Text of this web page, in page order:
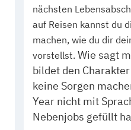
nächsten
auf Reisen kannst du
machen, wie du dir
vorstellst. Wie sagt
bildet den
keine Sorgen
Year nicht mit
Nebenjobs gefüllt